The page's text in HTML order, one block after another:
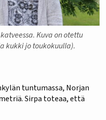
Kuva on otettu
kukki jo toukokuulla).
tuntumassa, Norjan
Sirpa toteaa, että